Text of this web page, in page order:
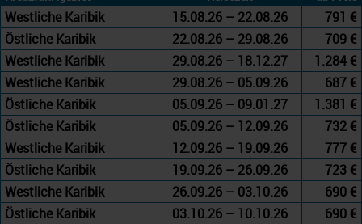
Westliche Karibik 15.08.26 – 22.08.26
791 €
Östliche Karibik
22.08.26 – 29.08.26
709 €
Westliche Karibik
29.08.26 – 18.12.27
1.284 €
Westliche Karibik
29.08.26 – 05.09.26
687 €
Östliche Karibik
05.09.26 – 09.01.27
1.381 €
Östliche Karibik
05.09.26 – 12.09.26
732 €
Westliche Karibik
12.09.26 – 19.09.26
777 €
Östliche Karibik
19.09.26 – 26.09.26
723 €
Westliche Karibik
26.09.26 – 03.10.26
690 €
Östliche Karibik
03.10.26 – 10.10.26
690 €